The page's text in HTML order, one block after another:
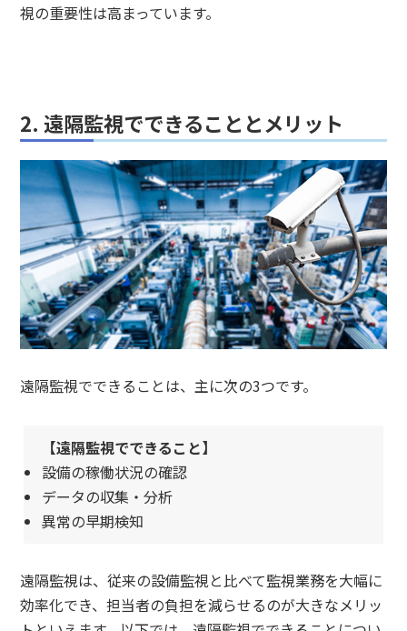
視の重要性は高まっています。
2. 遠隔監視でできることとメリット
遠隔監視でできることは、主に次の3つです。
【遠隔監視でできること】
設備の稼働状況の確認
データの収集・分析
異常の早期検知
遠隔監視は、従来の設備監視と比べて監視業務を大幅に
効率化でき、担当者の負担を減らせるのが大きなメリッ